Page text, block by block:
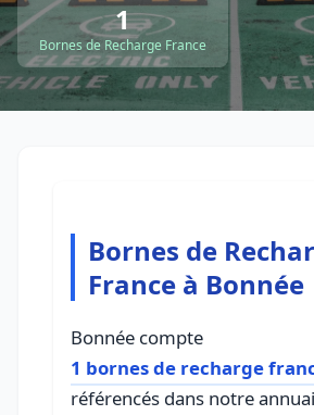
1
Bornes de Recharge France
Bornes de
France à Bonnée
Bonnée compte
1 bornes de recharge
référencés dans notre